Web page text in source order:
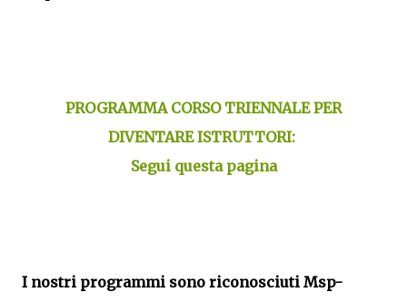
PROGRAMMA CORSO TRIENNALE PER
DIVENTARE ISTRUTTORI:
Segui questa pagina
I nostri programmi sono riconosciuti Msp-